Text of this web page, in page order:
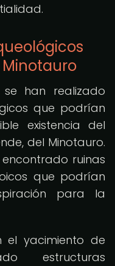
han realizado
que podrían
existencia del
del Minotauro.
ruinas
que podrían
para la
el yacimiento de
estructuras